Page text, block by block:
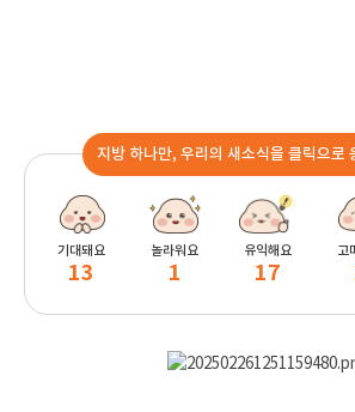
지방 하나만, 우리의 새소식을 클릭으로
기대돼요
13
놀라워요
1
유익해요
17
고